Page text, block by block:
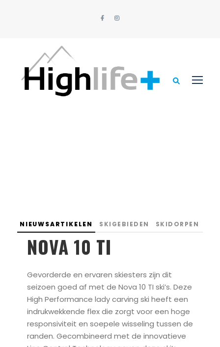
NIEUWSARTIKELEN SKIGEBIEDEN SKIDORPEN
NOVA 10 TI
Gevorderde en ervaren skiesters zijn dit
seizoen goed af met de Nova 10 TI ski’s. Deze
High Performance lady carving ski heeft een
indrukwekkende flex die zorgt voor een hoge
responsiviteit en soepele wisseling tussen de
randen. Gecombineerd met de innovatieve